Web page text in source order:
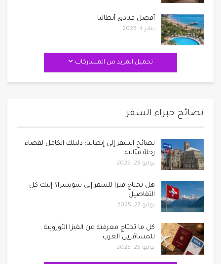
أفضل فنادق أنطاليا
يناير 4, 2026
تحميل المزيد من المشاركات
نصائح خبراء السفر
نصائح السفر إلى إيطاليا: دليلك الكامل لقضاء
رحلة مثالية
يوليو 28, 2025
هل تحتاج فيزا للسفر إلى سويسرا؟ إليك كل
التفاصيل
يوليو 27, 2025
كل ما تحتاج معرفته عن الفيزا الأوروبية
للمسافرين العرب
يوليو 25, 2025